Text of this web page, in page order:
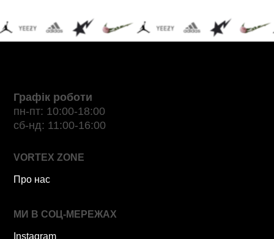
Графік роботи
пн-пт: 10:00-18:00
сб-нд: 11:00-16:00
VORTEX ZONE
Про нас
МИ В СОЦ-МЕРЕЖАХ
Instagram